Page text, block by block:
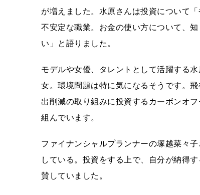
が増えました。水原さんは投資について
不安定な職業。お金の使い方について、
い」と語りました。
モデルや女優、タレントとして活躍する
女。環境問題は特に気になるそうです。
出削減の取り組みに投資するカーボンオ
組んでいます。
ファイナンシャルプランナーの塚越菜々
している。投資をする上で、自分が納得
賛していました。